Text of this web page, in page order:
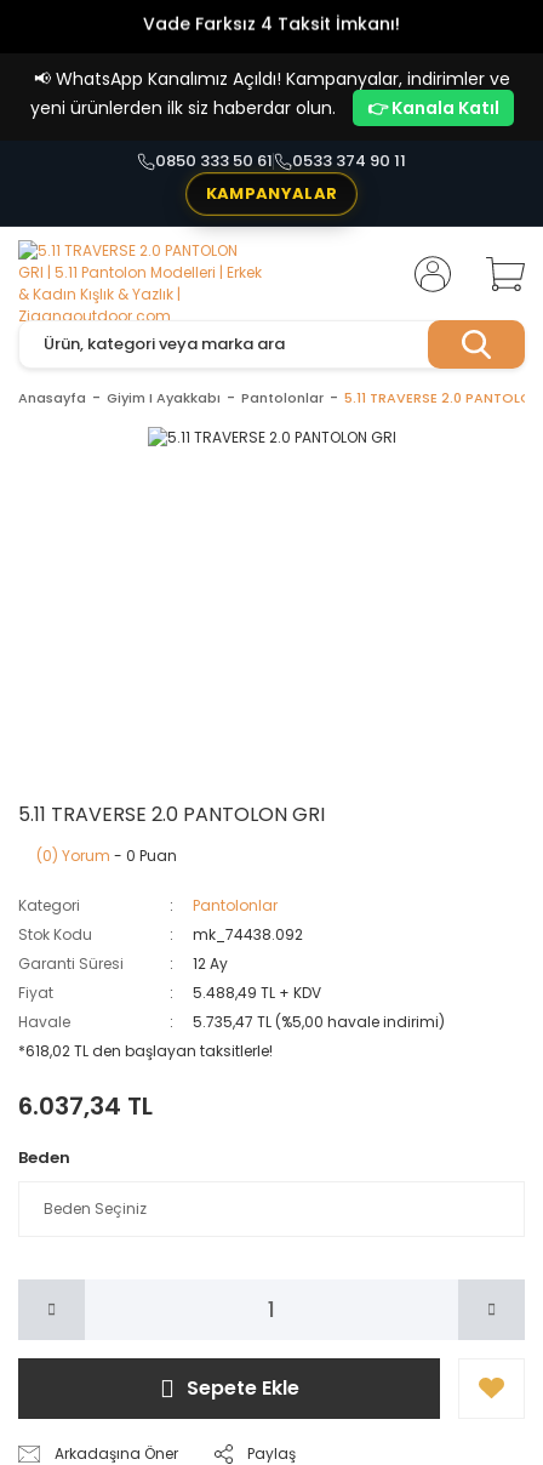
Vade Farksız 4 Taksit İmkanı!
📢 WhatsApp Kanalımız Açıldı! Kampanyalar, indirimler ve
yeni ürünlerden ilk siz haberdar olun.
👉 Kanala Katıl
0850 333 50 61
0533 374 90 11
KAMPANYALAR
Anasayfa Giyim I Ayakkabı Pantolonlar 5.11 TRAVERSE 2.0
5.11 TRAVERSE 2.0 PANTOLON GRI
(0) Yorum - 0 Puan
Kategori
Pantolonlar
Stok Kodu
mk_74438.092
Garanti Süresi
12 Ay
Fiyat
5.488,49 TL + KDV
Havale
5.735,47 TL (%5,00 havale indirimi)
*618,02 TL den başlayan taksitlerle!
6.037,34 TL
Beden
Sepete Ekle
Arkadaşına Öner Paylaş